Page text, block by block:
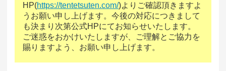
HP(https://tentetsuten.com/)よりご確認頂きますよ
うお願い申し上げます。今後の対応につきまして
も決まり次第公式HPにてお知らせいたします。
ご迷惑をおかけいたしますが、ご理解とご協力を
賜りますよう、お願い申し上げます。